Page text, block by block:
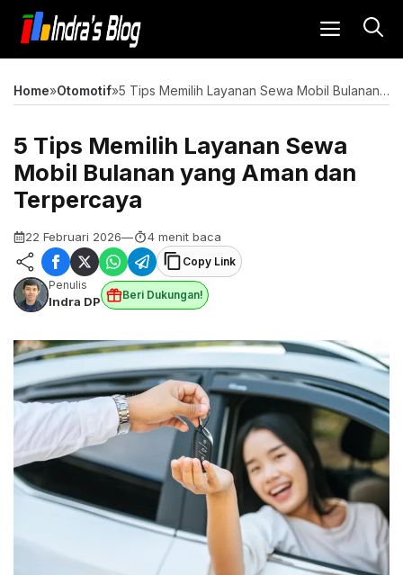
Langsung
isi
MENU
Home»Otomotif» 5 Tips Memilih Layanan Sewa Mobil Bulanan yang Aman dan Terpercaya
5 Tips Memilih Layanan Sewa
Mobil Bulanan yang Aman dan
Terpercaya
22 Februari 2026— 4 menit baca
Copy Link
Penulis
Indra DP Beri Dukungan!